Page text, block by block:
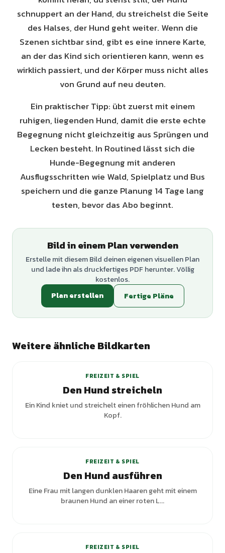
schnuppert an der Hand, du streichelst die Seite
des Halses, der Hund geht weiter. Wenn die
Szenen sichtbar sind, gibt es eine innere Karte,
an der das Kind sich orientieren kann, wenn es
wirklich passiert, und der Körper muss nicht alles
von Grund auf neu deuten.
Ein praktischer Tipp: übt zuerst mit einem
ruhigen, liegenden Hund, damit die erste echte
Begegnung nicht gleichzeitig aus Sprüngen und
Lecken besteht. In Routined lässt sich die
Hunde-Begegnung mit anderen
Ausflugsschritten wie Wald, Spielplatz und Bus
speichern und die ganze Planung 14 Tage lang
testen, bevor das Abo beginnt.
Bild in einem Plan verwenden
Erstelle mit diesem Bild deinen eigenen visuellen Plan
und lade ihn als druckfertiges PDF herunter. Völlig
kostenlos.
Plan erstellen
Fertige Pläne
Weitere ähnliche Bildkarten
FREIZEIT & SPIEL
Den Hund streicheln
Ein Kind kniet und streichelt einen fröhlichen Hund am
Kopf.
FREIZEIT & SPIEL
Den Hund ausführen
Eine Frau mit langen dunklen Haaren geht mit einem
braunen Hund an einer roten L...
FREIZEIT & SPIEL